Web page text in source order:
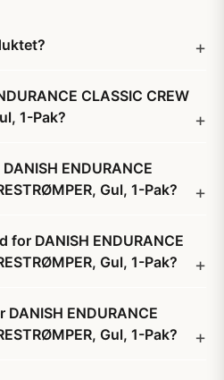
CLASSIC CREW
1-Pak?
ENDURANCE
Gul, 1-Pak?
for DANISH ENDURANCE
Gul, 1-Pak?
ENDURANCE
Gul, 1-Pak?